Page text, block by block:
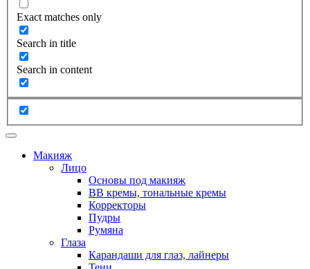
Exact matches only
Search in title
Search in content
Макияж
Лицо
Основы под макияж
BB кремы, тональные кремы
Корректоры
Пудры
Румяна
Глаза
Карандаши для глаз, лайнеры